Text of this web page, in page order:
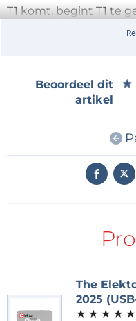
T1 komt, begint T1 te
basis van T2 omlaag
geworden en dat de
worden vervangen.
zakt, gaat de LED
spanning zo laag
uitgaat.
basisstroom van T2,
Condensator C1
stellen, zodat de
verschillende
Beoordeel dit
artikel
★
★
The
2025
★ ★ ★ ★ ★